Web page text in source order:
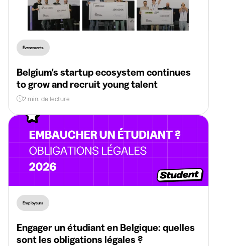
Évenements
Belgium's startup ecosystem continues
to grow and recruit young talent
2 min. de lecture
Employeurs
Engager un étudiant en Belgique: quelles
sont les obligations légales ?